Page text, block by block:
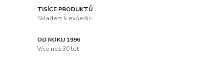
TISÍCE PRODUKTŮ
Skladem k expedici
OD ROKU 1996
Více než 30 let